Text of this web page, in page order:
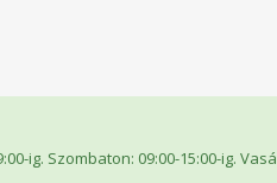
ig. Szombaton: 09:00-15:00-ig.